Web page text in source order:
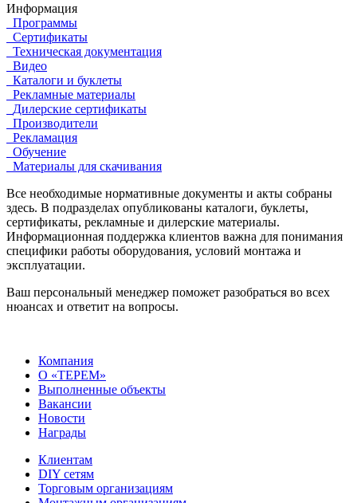
Информация
Программы
Сертификаты
Техническая документация
Видео
Каталоги и буклеты
Рекламные материалы
Дилерские сертификаты
Производители
Рекламация
Обучение
Материалы для скачивания
Все необходимые нормативные документы и акты собраны
здесь. В подразделах опубликованы каталоги, буклеты,
сертификаты, рекламные и дилерские материалы.
Информационная поддержка клиентов важна для понимания
специфики работы оборудования, условий монтажа и
эксплуатации.
Ваш персональный менеджер поможет разобраться во всех
нюансах и ответит на вопросы.
Компания
О «ТЕРЕМ»
Выполненные объекты
Вакансии
Новости
Награды
Клиентам
DIY сетям
Торговым организациям